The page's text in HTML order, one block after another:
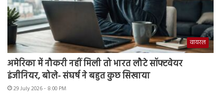
वायरल
अमेरिका में नौकरी नहीं मिली तो भारत लौटे सॉफ्टवेयर
इंजीनियर, बोले- संघर्ष ने बहुत कुछ सिखाया
29 July 2026 - 8:00 PM